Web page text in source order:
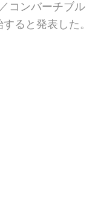
コンバーチブル
ると発表した。